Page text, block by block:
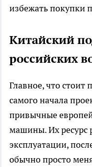
избежать
Китайский
российских
Главное, что стоит
самого начала
привычные
машины. Их ресурс
эксплуатации,
обычно просто